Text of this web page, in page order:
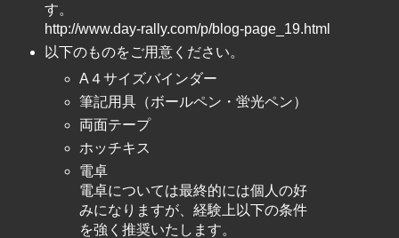
す。
http://www.day-rally.com/p/blog-page_19.html
以下のものをご用意ください。
A４サイズバインダー
筆記用具（ボールペン・蛍光ペン）
両面テープ
ホッチキス
電卓
電卓については最終的には個人の好
みになりますが、経験上以下の条件
を強く推奨いたします。